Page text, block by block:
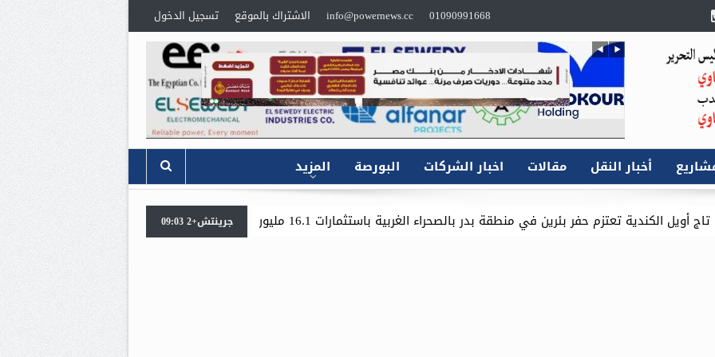
01090991668
info@powernews.cc الاشتراك بالموقع تسجيل الدخول
أخبار النقل مقالات اخبار الشركات البورصة المزيد
بئرين في منطقة بدر بالصحراء الغربية باستثمارات 16.1 مليون دولار
«جنوب الوادي القابضة للبترول» تنظم لقاءً توعويًا حول
جرينتش+2 09:03